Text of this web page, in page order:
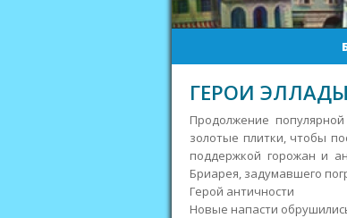
ГЕРОИ
Продолжение
золотые плитки, чтобы
поддержкой горожан и
Бриарея, задумавшего
Герой античности
Новые напасти